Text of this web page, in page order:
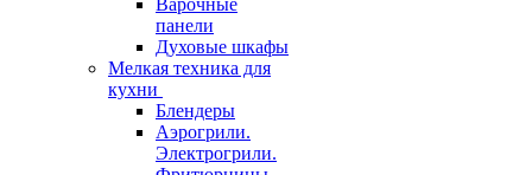
Варочные
панели
Духовые шкафы
Мелкая техника для
кухни
Блендеры
Аэрогрили.
Электрогрили.